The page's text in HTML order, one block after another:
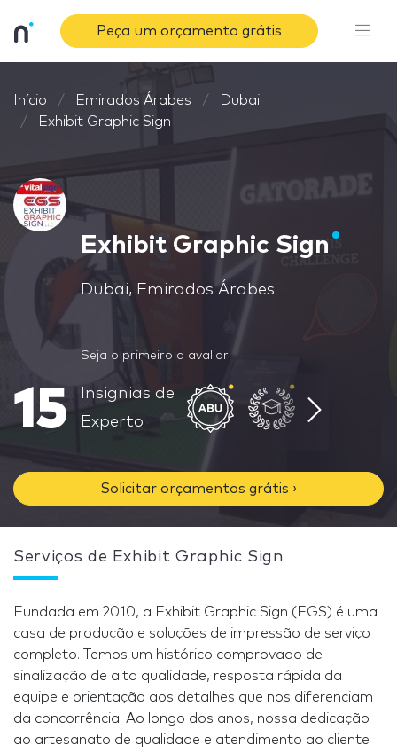
Peça um orçamento grátis
Início Emirados Árabes
Dubai
Exhibit Graphic Sign
Exhibit Graphic Sign
Dubai, Emirados Árabes
Seja o primeiro a avaliar
15
Insignias de
Experto
Solicitar orçamentos grátis ›
Serviços de Exhibit Graphic Sign
Fundada em 2010, a Exhibit Graphic Sign (EGS) é uma
casa de produção e soluções de impressão de serviço
completo. Temos um histórico comprovado de
sinalização de alta qualidade, resposta rápida da
equipe e orientação aos detalhes que nos diferenciam
da concorrência. Ao longo dos anos, nossa dedicação
ao artesanato de qualidade e atendimento ao cliente